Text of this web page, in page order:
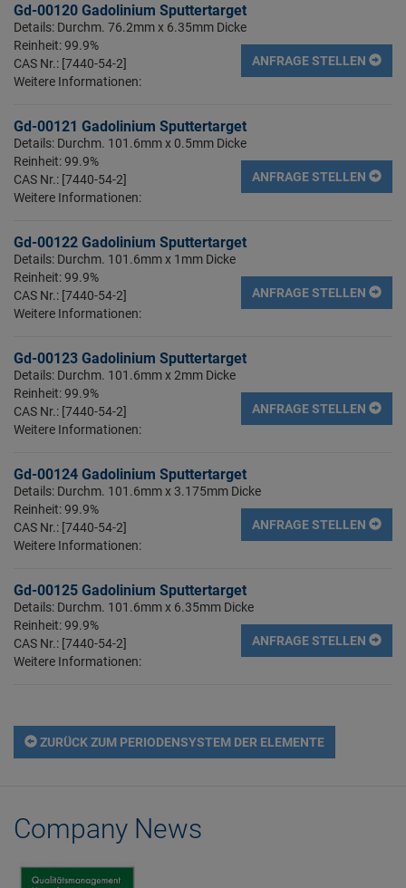
Gd-00120 Gadolinium Sputtertarget
Details: Durchm. 76.2mm x 6.35mm Dicke
Reinheit: 99.9%
CAS Nr.: [7440-54-2]
Weitere Informationen:
ANFRAGE STELLEN
Gd-00121 Gadolinium Sputtertarget
Details: Durchm. 101.6mm x 0.5mm Dicke
Reinheit: 99.9%
CAS Nr.: [7440-54-2]
Weitere Informationen:
ANFRAGE STELLEN
Gd-00122 Gadolinium Sputtertarget
Details: Durchm. 101.6mm x 1mm Dicke
Reinheit: 99.9%
CAS Nr.: [7440-54-2]
Weitere Informationen:
ANFRAGE STELLEN
Gd-00123 Gadolinium Sputtertarget
Details: Durchm. 101.6mm x 2mm Dicke
Reinheit: 99.9%
CAS Nr.: [7440-54-2]
Weitere Informationen:
ANFRAGE STELLEN
Gd-00124 Gadolinium Sputtertarget
Details: Durchm. 101.6mm x 3.175mm Dicke
Reinheit: 99.9%
CAS Nr.: [7440-54-2]
Weitere Informationen:
ANFRAGE STELLEN
Gd-00125 Gadolinium Sputtertarget
Details: Durchm. 101.6mm x 6.35mm Dicke
Reinheit: 99.9%
CAS Nr.: [7440-54-2]
Weitere Informationen:
ANFRAGE STELLEN
ZURÜCK ZUM PERIODENSYSTEM DER ELEMENTE
Company News